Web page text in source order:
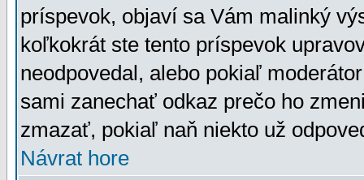
príspevok, objaví sa Vám malinký
koľkokrát ste tento príspevok
neodpovedal, alebo pokiaľ
sami zanechať odkaz prečo ho
zmazať, pokiaľ naň niekto už
Návrat hore